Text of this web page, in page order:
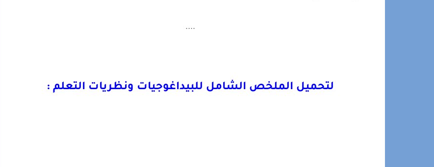
....
لتحميل الملخص الشامل للبيداغوجيات ونظريات التعلم :